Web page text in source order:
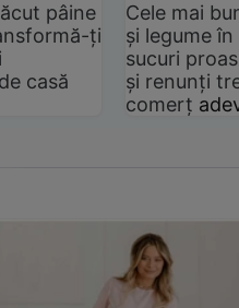
pâine
ți
casă
Cele mai
și legume
sucuri
și renunți
comerț